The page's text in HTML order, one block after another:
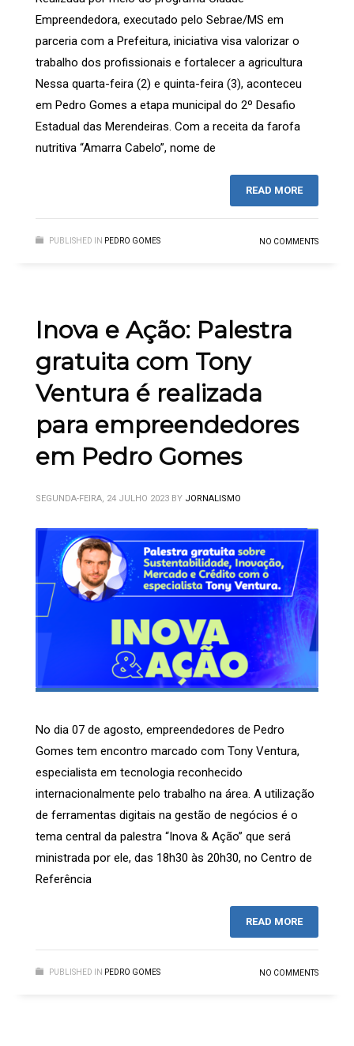
Empreendedora, executado pelo Sebrae/MS em
parceria com a Prefeitura, iniciativa visa valorizar o
trabalho dos profissionais e fortalecer a agricultura
Nessa quarta-feira (2) e quinta-feira (3), aconteceu
em Pedro Gomes a etapa municipal do 2º Desafio
Estadual das Merendeiras. Com a receita da farofa
nutritiva “Amarra Cabelo”, nome de
READ MORE
PUBLISHED IN PEDRO GOMES NO COMMENTS
Inova e Ação: Palestra
gratuita com Tony
Ventura é realizada
para empreendedores
em Pedro Gomes
SEGUNDA-FEIRA, 24 JULHO 2023 BY JORNALISMO
No dia 07 de agosto, empreendedores de Pedro
Gomes tem encontro marcado com Tony Ventura,
especialista em tecnologia reconhecido
internacionalmente pelo trabalho na área. A utilização
de ferramentas digitais na gestão de negócios é o
tema central da palestra “Inova & Ação” que será
ministrada por ele, das 18h30 às 20h30, no Centro de
Referência
READ MORE
PUBLISHED IN PEDRO GOMES NO COMMENTS